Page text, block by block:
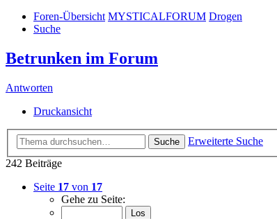
Foren-Übersicht MYSTICALFORUM Drogen
Suche
Betrunken im Forum
Antworten
Druckansicht
Suche
Erweiterte Suche
242 Beiträge
Seite 17 von 17
Gehe zu Seite: